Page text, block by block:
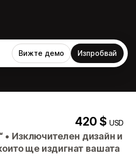
Вижте демо Изпробвай
420 $USD
• Изключителен дизайн и
ще издигнат вашата